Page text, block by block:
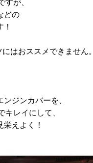
すが、
どの
はおススメできません。
ジンカバーを、
キレイにして、
えよく！